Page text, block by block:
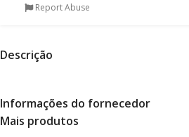
Report Abuse
Descrição
Informações do fornecedor
Mais produtos